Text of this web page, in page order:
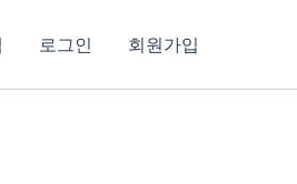
로그인 회원가입